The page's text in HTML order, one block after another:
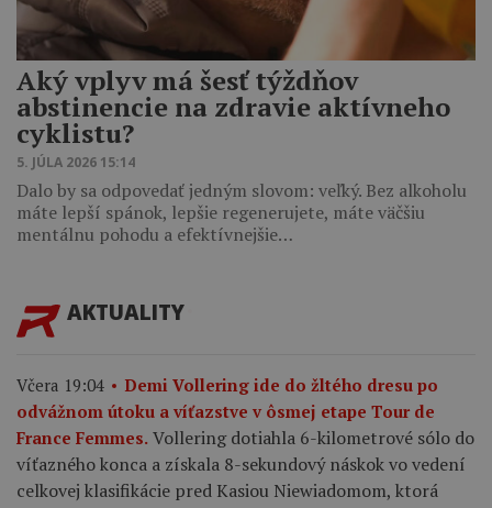
Aký vplyv má šesť týždňov
abstinencie na zdravie aktívneho
cyklistu?
5. JÚLA 2026 15:14
Dalo by sa odpovedať jedným slovom: veľký. Bez alkoholu
máte lepší spánok, lepšie regenerujete, máte väčšiu
mentálnu pohodu a efektívnejšie…
AKTUALITY
Včera 19:04
Demi Vollering ide do žltého dresu po
odvážnom útoku a víťazstve v ôsmej etape Tour de
France Femmes. Vollering dotiahla 6-kilometrové sólo do
víťazného konca a získala 8-sekundový náskok vo vedení
celkovej klasifikácie pred Kasiou Niewiadomom, ktorá